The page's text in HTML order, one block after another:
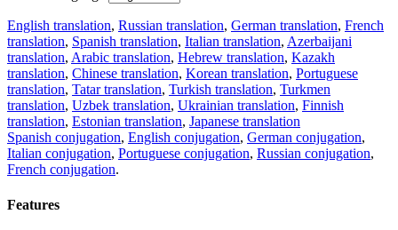
English translation, Russian translation, German translation, French
translation, Spanish translation, Italian translation, Azerbaijani
translation, Arabic translation, Hebrew translation, Kazakh
translation, Chinese translation, Korean translation, Portuguese
translation, Tatar translation, Turkish translation, Turkmen
translation, Uzbek translation, Ukrainian translation, Finnish
translation, Estonian translation, Japanese translation
Spanish conjugation, English conjugation, German conjugation,
Italian conjugation, Portuguese conjugation, Russian conjugation,
French conjugation.
Features